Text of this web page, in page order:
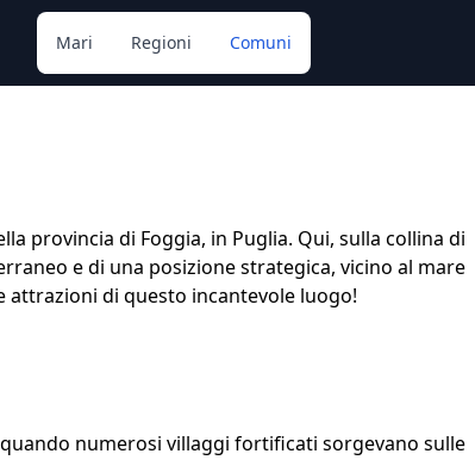
Mari Regioni Comuni
provincia di Foggia, in Puglia. Qui, sulla collina di
e di una posizione strategica, vicino al mare
attrazioni di questo incantevole luogo!
numerosi villaggi fortificati sorgevano sulle